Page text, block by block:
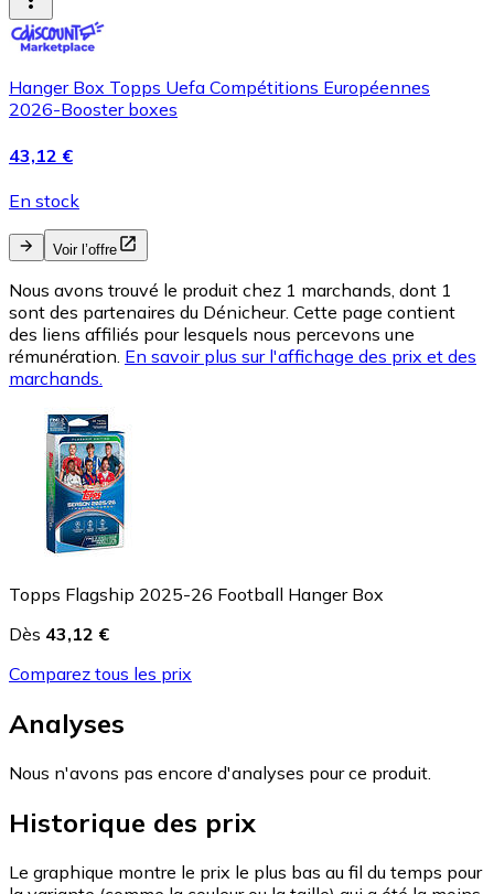
Hanger Box Topps Uefa Compétitions Européennes
2026-Booster boxes
43,12 €
En stock
Voir l’offre
Nous avons trouvé le produit chez 1 marchands, dont 1
sont des partenaires du Dénicheur. Cette page contient
des liens affiliés pour lesquels nous percevons une
rémunération. En savoir plus sur l'affichage des prix et des
marchands.
Topps Flagship 2025-26 Football Hanger Box
Dès 43,12 €
Comparez tous les prix
Analyses
Nous n'avons pas encore d'analyses pour ce produit.
Historique des prix
Le graphique montre le prix le plus bas au fil du temps pour